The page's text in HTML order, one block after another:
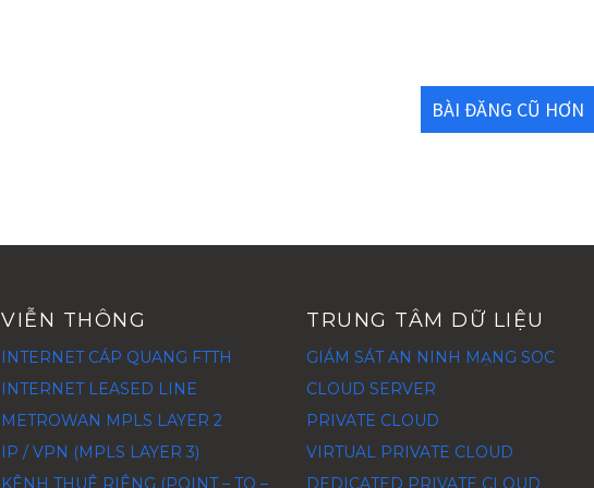
BÀI ĐĂNG CŨ HƠN
VIỄN THÔNG
INTERNET CÁP QUANG FTTH
INTERNET LEASED LINE
METROWAN MPLS LAYER 2
IP / VPN (MPLS LAYER 3)
KÊNH THUÊ RIÊNG (POINT – TO –
TRUNG TÂM DỮ LIỆU
GIÁM SÁT AN NINH MẠNG SOC
CLOUD SERVER
PRIVATE CLOUD
VIRTUAL PRIVATE CLOUD
DEDICATED PRIVATE CLOUD